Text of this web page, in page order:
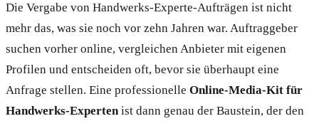
Die Vergabe von Handwerks-Experte-Aufträgen ist nicht
mehr das, was sie noch vor zehn Jahren war. Auftraggeber
suchen vorher online, vergleichen Anbieter mit eigenen
Profilen und entscheiden oft, bevor sie überhaupt eine
Anfrage stellen. Eine professionelle Online-Media-Kit für
Handwerks-Expertenist dann genau der Baustein, der den